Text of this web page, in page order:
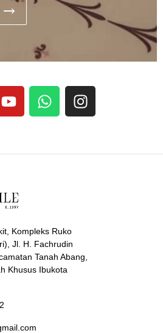
Kompleks Ruko
Jl. H. Fachrudin
Tanah Abang,
Khusus Ibukota